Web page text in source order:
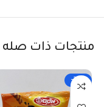
منتجات ذات صله
-29%